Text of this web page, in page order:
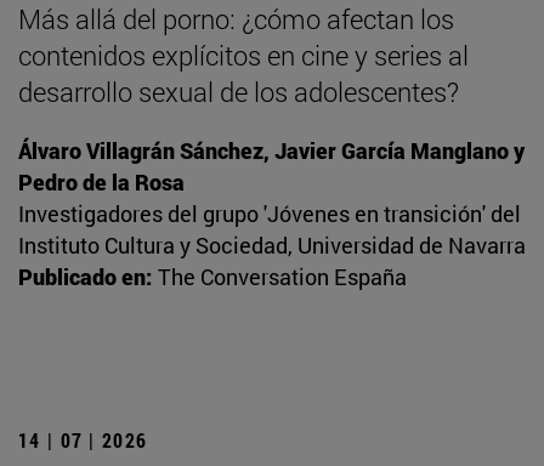
Más allá del porno: ¿cómo afectan los
contenidos explícitos en cine y series al
desarrollo sexual de los adolescentes?
Álvaro Villagrán Sánchez, Javier García Manglano y
Pedro de la Rosa
Investigadores del grupo 'Jóvenes en transición' del
Instituto Cultura y Sociedad, Universidad de Navarra
Publicado en: The Conversation España
14 | 07 | 2026